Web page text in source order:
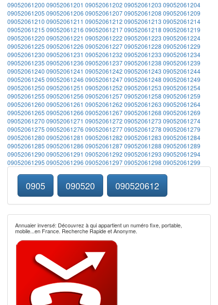
09052061200 09052061201 09052061202 09052061203 09052061204
09052061205 09052061206 0905206120709052061208 09052061209
09052061210 09052061211 09052061212 09052061213 09052061214
09052061215 09052061216 0905206121709052061218 09052061219
09052061220 09052061221 09052061222 09052061223 09052061224
09052061225 09052061226 0905206122709052061228 09052061229
09052061230 09052061231 09052061232 09052061233 09052061234
09052061235 09052061236 0905206123709052061238 09052061239
09052061240 09052061241 09052061242 09052061243 09052061244
09052061245 09052061246 0905206124709052061248 09052061249
09052061250 09052061251 09052061252 09052061253 09052061254
09052061255 09052061256 0905206125709052061258 09052061259
09052061260 09052061261 09052061262 09052061263 09052061264
09052061265 09052061266 0905206126709052061268 09052061269
09052061270 09052061271 09052061272 09052061273 09052061274
09052061275 09052061276 0905206127709052061278 09052061279
09052061280 09052061281 09052061282 09052061283 09052061284
09052061285 09052061286 0905206128709052061288 09052061289
09052061290 09052061291 09052061292 09052061293 09052061294
09052061295 09052061296 0905206129709052061298 09052061299
0905 090520 090520612
Annuaier inversé: Découvrez à qui appartient un numéro fixe, portable,
mobile...en France. Recherche Rapide et Anonyme.